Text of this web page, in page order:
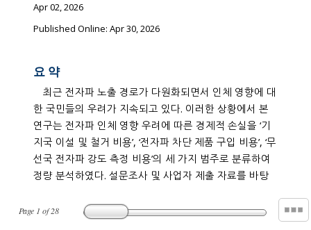
Page 1 of28
Apr 02, 2026
Published Online: Apr 30, 2026
요 약
최근 전자파 노출 경로가 다원화되면서 인체 영향에 대
한 국민들의 우려가 지속되고 있다. 이러한 상황에서 본
연구는 전자파 인체 영향 우려에 따른 경제적 손실을 ‘기
지국 이설 및 철거 비용’, ‘전자파 차단 제품 구입 비용’, ‘무
선국 전자파 강도 측정 비용’의 세 가지 범주로 분류하여
정량 분석하였다. 설문조사 및 사업자 제출 자료를 바탕